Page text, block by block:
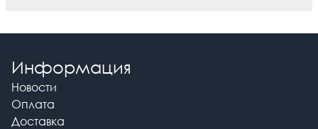
Информация
Новости
Оплата
Доставка